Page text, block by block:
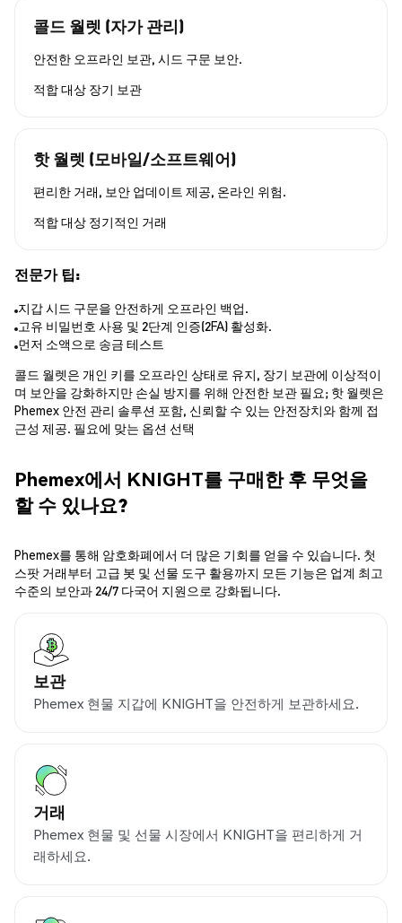
콜드 월렛 (자가 관리)
안전한 오프라인 보관, 시드 구문 보안.
적합 대상 장기 보관
핫 월렛 (모바일/소프트웨어)
편리한 거래, 보안 업데이트 제공, 온라인 위험.
적합 대상 정기적인 거래
전문가 팁:
지갑 시드 구문을 안전하게 오프라인 백업.
고유 비밀번호 사용 및 2단계 인증(2FA) 활성화.
먼저 소액으로 송금 테스트
콜드 월렛은 개인 키를 오프라인 상태로 유지, 장기 보관에 이상적이
며 보안을 강화하지만 손실 방지를 위해 안전한 보관 필요; 핫 월렛은
Phemex 안전 관리 솔루션 포함, 신뢰할 수 있는 안전장치와 함께 접
근성 제공. 필요에 맞는 옵션 선택
Phemex에서 KNIGHT를 구매한 후 무엇을
할 수 있나요?
Phemex를 통해 암호화폐에서 더 많은 기회를 얻을 수 있습니다. 첫
스팟 거래부터 고급 봇 및 선물 도구 활용까지 모든 기능은 업계 최고
수준의 보안과 24/7 다국어 지원으로 강화됩니다.
보관
Phemex 현물 지갑에 KNIGHT을 안전하게 보관하세요.
거래
Phemex 현물 및 선물 시장에서 KNIGHT을 편리하게 거
래하세요.